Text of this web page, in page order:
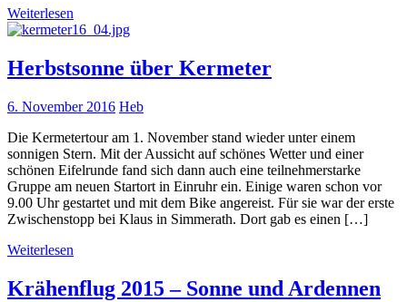
Weiterlesen
Herbstsonne über Kermeter
6. November 2016 Heb
Die Kermetertour am 1. November stand wieder unter einem
sonnigen Stern. Mit der Aussicht auf schönes Wetter und einer
schönen Eifelrunde fand sich dann auch eine teilnehmerstarke
Gruppe am neuen Startort in Einruhr ein. Einige waren schon vor
9.00 Uhr gestartet und mit dem Bike angereist. Für sie war der erste
Zwischenstopp bei Klaus in Simmerath. Dort gab es einen […]
Weiterlesen
Krähenflug 2015 – Sonne und Ardennen